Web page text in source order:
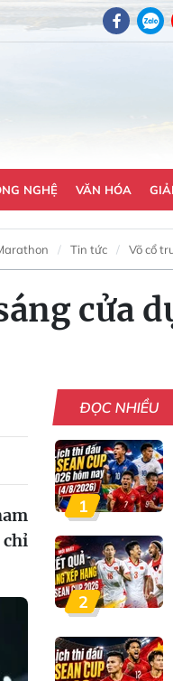
NGHỆ VĂN HÓA
Tin tức Võ cổ
cửa
chỉ
ĐỌC NHIỀU
1
2